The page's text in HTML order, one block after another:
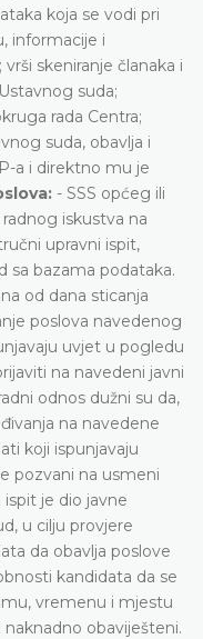
koja se vodi pri
informacije i
skeniranje članaka i
suda;
rada Centra;
suda, obavlja i
a i direktno mu je
- SSS općeg ili
iskustva na
upravni ispit,
sa bazama podataka.
od dana sticanja
poslova navedenog
uvjet u pogledu
na navedeni javni
odnos dužni su da,
na navedene
koji ispunjavaju
pozvani na usmeni
je dio javne
u cilju provjere
da obavlja poslove
kandidata da se
vremenu i mjestu
obaviješteni.